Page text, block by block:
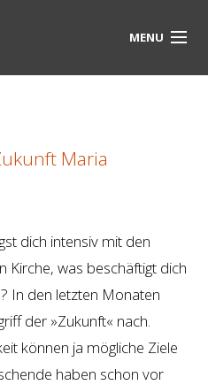
MENU
Maria
dich intensiv mit den
Kirche, was beschäftigt dich
In den letzten Monaten
der »Zukunft« nach.
können ja mögliche Ziele
haben schon vor